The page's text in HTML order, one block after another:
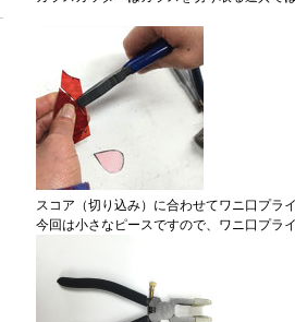
スコア（切り込み）に合わせてワニ口プラ
今回は小さなピースですので、ワニ口プラ